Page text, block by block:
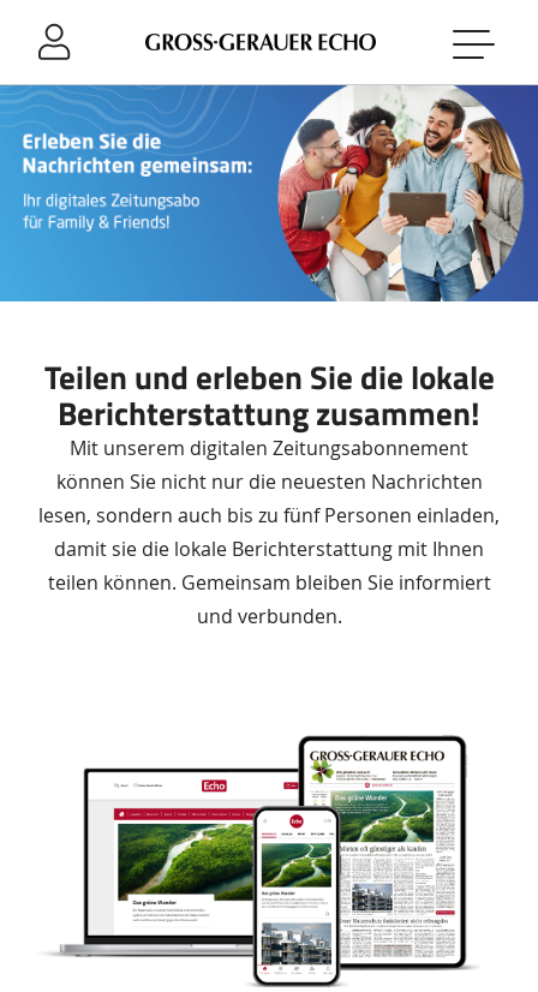
Navigation
direkt
zu:
Header
Inhalt
Footer
Teilen und erleben Sie die lokale
Berichterstattung zusammen!
Mit unserem digitalen Zeitungsabonnement
können Sie nicht nur die neuesten Nachrichten
lesen, sondern auch bis zu fünf Personen einladen,
damit sie die lokale Berichterstattung mit Ihnen
teilen können. Gemeinsam bleiben Sie informiert
und verbunden.